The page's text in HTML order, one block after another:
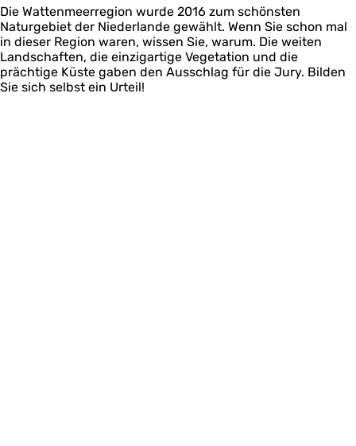
Die Wattenmeerregion wurde 2016 zum schönsten
Naturgebiet der Niederlande gewählt. Wenn Sie schon mal
in dieser Region waren, wissen Sie, warum. Die weiten
Landschaften, die einzigartige Vegetation und die
prächtige Küste gaben den Ausschlag für die Jury. Bilden
Sie sich selbst ein Urteil!